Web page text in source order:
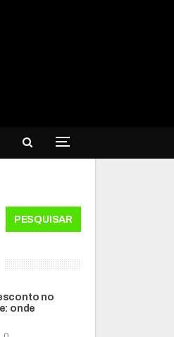
PESQUISAR
no
onde